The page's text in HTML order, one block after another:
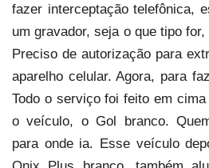
fazer interceptação telefônica,
um gravador, seja o que tipo
Preciso de autorização para
aparelho celular. Agora, para
Todo o serviço foi feito em
o veículo, o Gol branco.
para onde ia. Esse veículo